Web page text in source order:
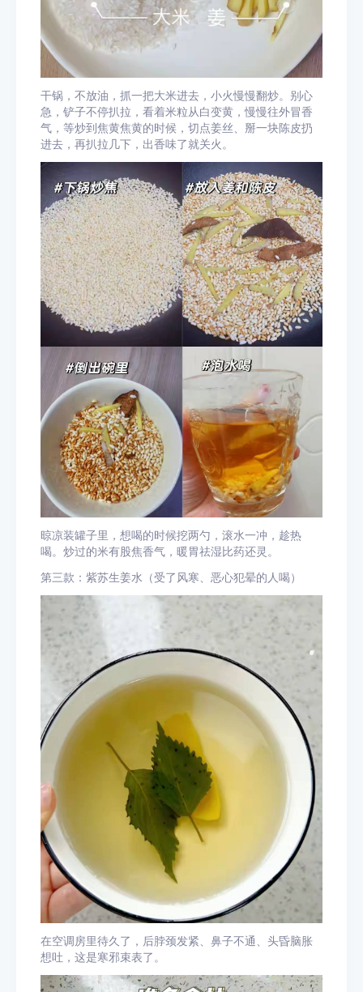
干锅，不放油，抓一把大米进去，小火慢慢翻炒。别心
急，铲子不停扒拉，看着米粒从白变黄，慢慢往外冒香
气，等炒到焦黄焦黄的时候，切点姜丝、掰一块陈皮扔
进去，再扒拉几下，出香味了就关火。
晾凉装罐子里，想喝的时候挖两勺，滚水一冲，趁热
喝。炒过的米有股焦香气，暖胃祛湿比药还灵。
第三款：紫苏生姜水（受了风寒、恶心犯晕的人喝）
在空调房里待久了，后脖颈发紧、鼻子不通、头昏脑胀
想吐，这是寒邪束表了。